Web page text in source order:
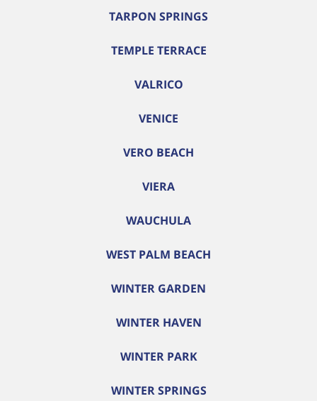
TARPON SPRINGS
TEMPLE TERRACE
VALRICO
VENICE
VERO BEACH
VIERA
WAUCHULA
WEST PALM BEACH
WINTER GARDEN
WINTER HAVEN
WINTER PARK
WINTER SPRINGS